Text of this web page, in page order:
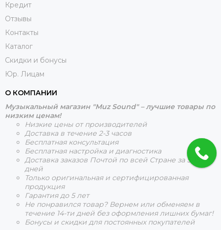
Кредит
Отзывы
Контакты
Каталог
Скидки и бонусы
Юр. Лицам
О КОМПАНИИ
Музыкальный магазин "Muz Sound" – лучшие товары по
низким ценам!
Низкие цены от производителей
Доставка в течение 2-3 часов
Бесплатная консультация
Бесплатная настройка и диагностика
Доставка заказов Почтой по всей Стране за 5-15
дней
Только оригинальная и сертифицированная
продукция
Гарантия до 5 лет
Не понравился товар? Вернем или обменяем в
течение 14-ти дней без оформления лишних бумаг!
Бонусы и скидки для постоянных покупателей